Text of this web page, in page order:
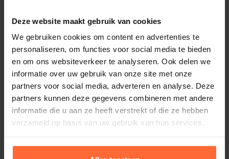
Deze website maakt gebruik van cookies
We gebruiken cookies om content en advertenties te
personaliseren, om functies voor social media te bieden
en om ons websiteverkeer te analyseren. Ook delen we
informatie over uw gebruik van onze site met onze
partners voor social media, adverteren en analyse. Deze
partners kunnen deze gegevens combineren met andere
informatie die u aan ze heeft verstrekt of die ze hebben
verzameld op basis van uw gebruik van hun services.